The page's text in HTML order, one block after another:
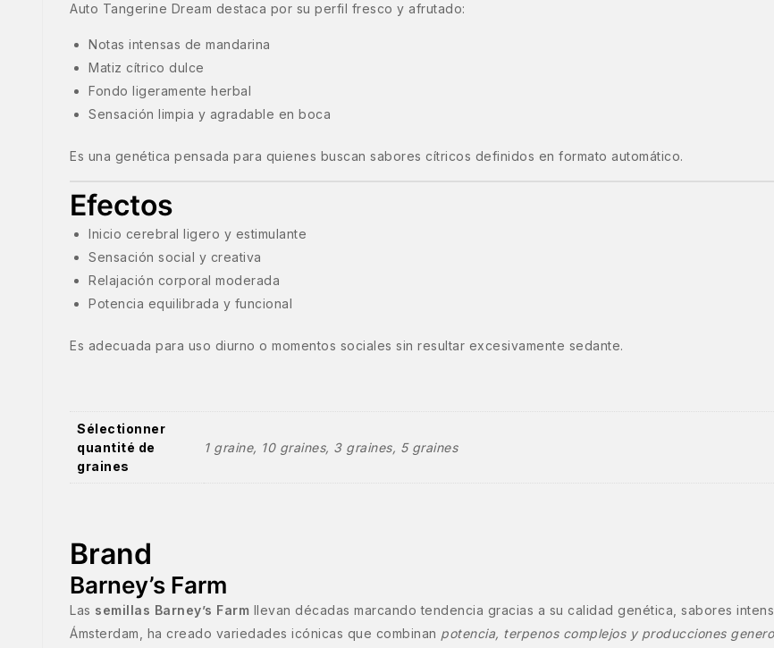
Auto Tangerine Dream destaca por su perfil fresco y afrutado:
Notas intensas de mandarina
Matiz cítrico dulce
Fondo ligeramente herbal
Sensación limpia y agradable en boca
Es una genética pensada para quienes buscan sabores cítricos definidos en formato automático.
Efectos
Inicio cerebral ligero y estimulante
Sensación social y creativa
Relajación corporal moderada
Potencia equilibrada y funcional
Es adecuada para uso diurno o momentos sociales sin resultar excesivamente sedante.
Sélectionner
quantité de
graines
1 graine, 10 graines, 3 graines, 5 graines
Brand
Barney’s Farm
Las semillas Barney’s Farm llevan décadas marcando tendencia gracias a su calidad genética, sabores
Ámsterdam, ha creado variedades icónicas que combinan potencia, terpenos complejos y producciones